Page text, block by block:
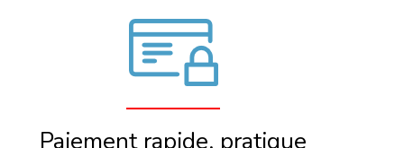
Paiement rapide, pratique